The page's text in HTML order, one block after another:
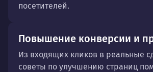
посетителей.
Повышение конверсии и
Из входящих кликов в реальные
советы по улучшению страниц